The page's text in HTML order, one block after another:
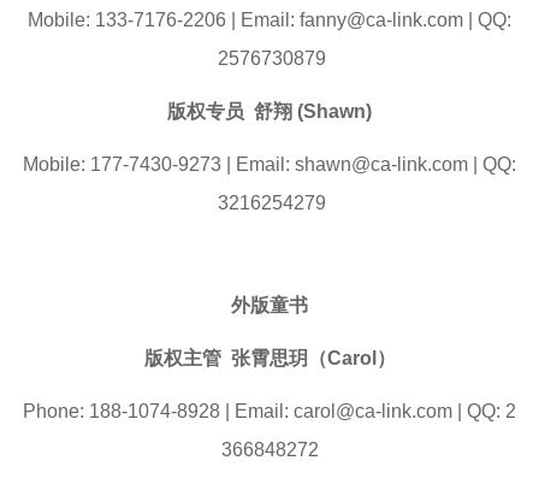
Mobile: 133-7176-2206 | Email: fanny@ca-link.com | QQ:
2576730879
版权专员 舒翔 (Shawn)
Mobile: 177-7430-9273 | Email: shawn@ca-link.com | QQ:
3216254279
外版童书
版权主管 张霄思玥（Carol）
Phone: 188-1074-8928 | Email: carol@ca-link.com | QQ: 2
366848272